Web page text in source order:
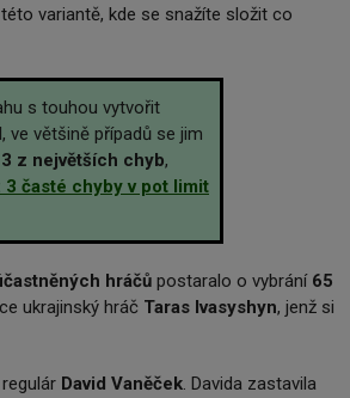
variantě, kde se snažíte složit co
s touhou vytvořit
ve většině případů se jim
3 z největších chyb,
časté chyby v pot limit
hráčů postaralo o vybrání 65
ukrajinský hráč Taras Ivasyshyn, jenž si
David Vaněček. Davida zastavila